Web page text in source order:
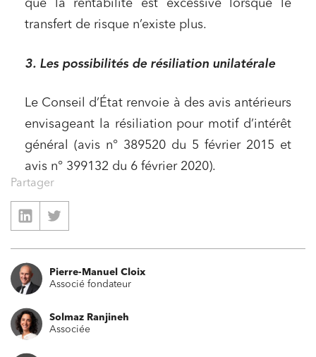
que la rentabilité est excessive lorsque le
transfert de risque n’existe plus.
3. Les possibilités de résiliation unilatérale
Le Conseil d’État renvoie à des avis antérieurs
envisageant la résiliation pour motif d’intérêt
général (avis n° 389520 du 5 février 2015 et
avis n° 399132 du 6 février 2020).
Partager
Pierre-Manuel Cloix
Associé fondateur
Solmaz Ranjineh
Associée